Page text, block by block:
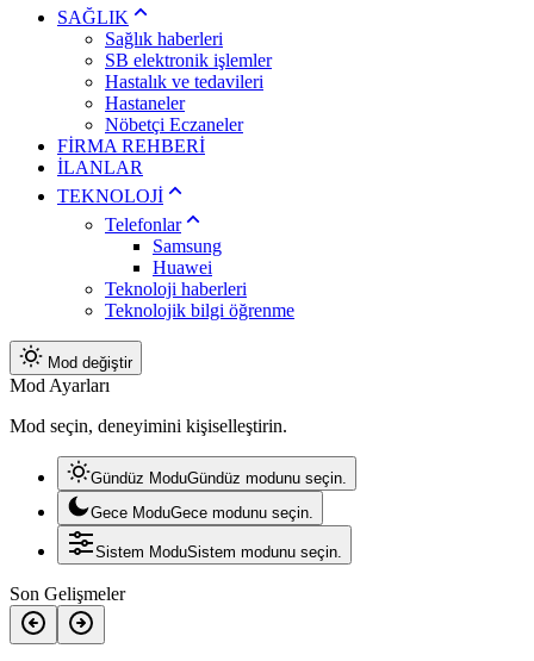
SAĞLIK
Sağlık haberleri
SB elektronik işlemler
Hastalık ve tedavileri
Hastaneler
Nöbetçi Eczaneler
FİRMA REHBERİ
İLANLAR
TEKNOLOJİ
Telefonlar
Samsung
Huawei
Teknoloji haberleri
Teknolojik bilgi öğrenme
Mod değiştir
Mod Ayarları
Mod seçin, deneyimini kişiselleştirin.
Gündüz ModuGündüz modunu seçin.
Gece ModuGece modunu seçin.
Sistem ModuSistem modunu seçin.
Son Gelişmeler